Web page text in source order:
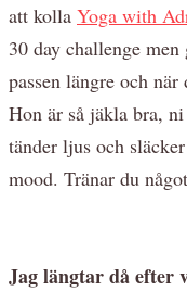
att kolla Yoga with
30 day challenge
passen längre och
Hon är så jäkla bra,
tänder ljus och
mood. Tränar du
Jag längtar då efter